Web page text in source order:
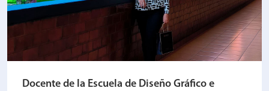
Docente de la Escuela de Diseño Gráfico e